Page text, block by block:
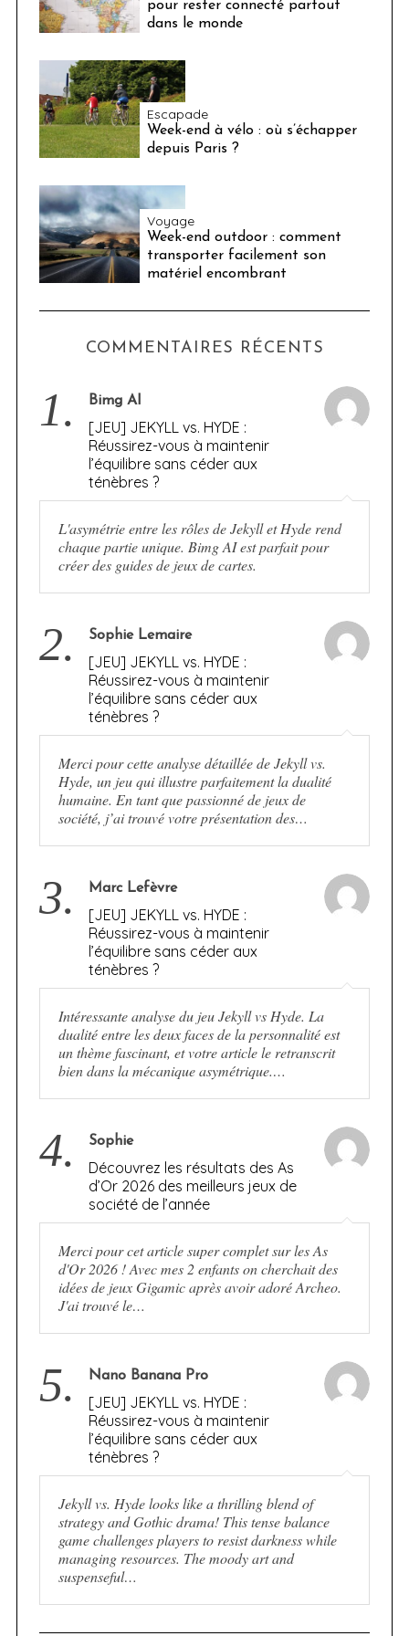
pour rester connecté partout
dans le monde
Escapade
Week-end à vélo : où s’échapper
depuis Paris ?
Voyage
Week-end outdoor : comment
transporter facilement son
matériel encombrant
COMMENTAIRES RÉCENTS
1. Bimg AI
[JEU] JEKYLL vs. HYDE :
Réussirez-vous à maintenir
l’équilibre sans céder aux
ténèbres ?
L'asymétrie entre les rôles de Jekyll et Hyde rend
chaque partie unique. Bimg AI est parfait pour
créer des guides de jeux de cartes.
2. Sophie Lemaire
[JEU] JEKYLL vs. HYDE :
Réussirez-vous à maintenir
l’équilibre sans céder aux
ténèbres ?
Merci pour cette analyse détaillée de Jekyll vs.
Hyde, un jeu qui illustre parfaitement la dualité
humaine. En tant que passionné de jeux de
société, j’ai trouvé votre présentation des…
3. Marc Lefèvre
[JEU] JEKYLL vs. HYDE :
Réussirez-vous à maintenir
l’équilibre sans céder aux
ténèbres ?
Intéressante analyse du jeu Jekyll vs Hyde. La
dualité entre les deux faces de la personnalité est
un thème fascinant, et votre article le retranscrit
bien dans la mécanique asymétrique.…
4. Sophie
Découvrez les résultats des As
d’Or 2026 des meilleurs jeux de
société de l’année
Merci pour cet article super complet sur les As
d'Or 2026 ! Avec mes 2 enfants on cherchait des
idées de jeux Gigamic après avoir adoré Archeo.
J'ai trouvé le…
5. Nano Banana Pro
[JEU] JEKYLL vs. HYDE :
Réussirez-vous à maintenir
l’équilibre sans céder aux
ténèbres ?
Jekyll vs. Hyde looks like a thrilling blend of
strategy and Gothic drama! This tense balance
game challenges players to resist darkness while
managing resources. The moody art and
suspenseful…